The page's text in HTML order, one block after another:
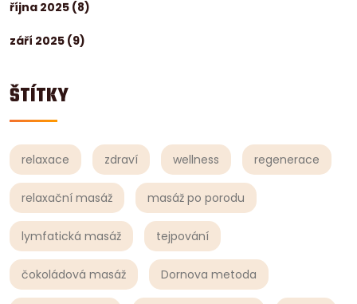
října 2025 (8)
září 2025 (9)
ŠTÍTKY
relaxace zdraví wellness regenerace
relaxační masáž masáž po porodu
lymfatická masáž tejpování
čokoládová masáž Dornova metoda